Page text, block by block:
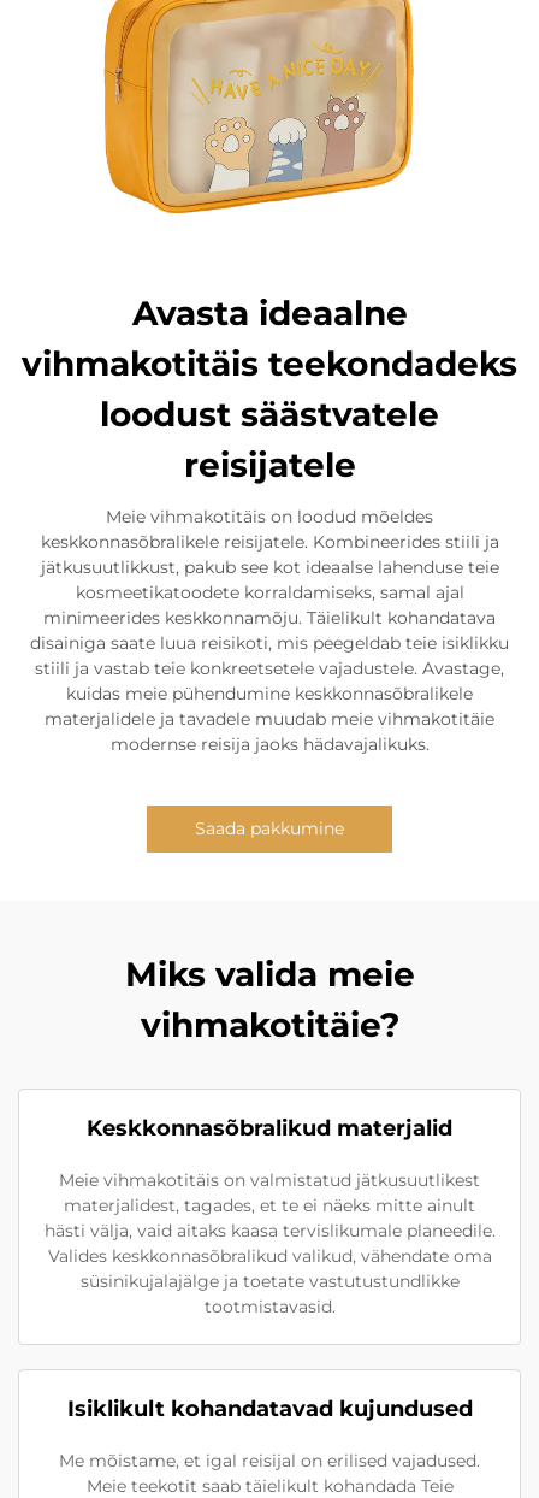
Avasta ideaalne
vihmakotitäis teekondadeks
loodust säästvatele
reisijatele
Meie vihmakotitäis on loodud mõeldes
keskkonnasõbralikele reisijatele. Kombineerides stiili ja
jätkusuutlikkust, pakub see kot ideaalse lahenduse teie
kosmeetikatoodete korraldamiseks, samal ajal
minimeerides keskkonnamõju. Täielikult kohandatava
disainiga saate luua reisikoti, mis peegeldab teie isiklikku
stiili ja vastab teie konkreetsetele vajadustele. Avastage,
kuidas meie pühendumine keskkonnasõbralikele
materjalidele ja tavadele muudab meie vihmakotitäie
modernse reisija jaoks hädavajalikuks.
Saada pakkumine
Miks valida meie
vihmakotitäie?
Keskkonnasõbralikud materjalid
Meie vihmakotitäis on valmistatud jätkusuutlikest
materjalidest, tagades, et te ei näeks mitte ainult
hästi välja, vaid aitaks kaasa tervislikumale planeedile.
Valides keskkonnasõbralikud valikud, vähendate oma
süsinikujalajälge ja toetate vastutustundlikke
tootmistavasid.
Isiklikult kohandatavad kujundused
Me mõistame, et igal reisijal on erilised vajadused.
Meie teekotit saab täielikult kohandada Teie